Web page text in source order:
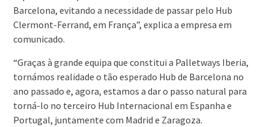
Barcelona, evitando a necessidade de passar pelo Hub
Clermont-Ferrand, em França”, explica a empresa em
comunicado.
“Graças à grande equipa que constitui a Palletways Iberia,
tornámos realidade o tão esperado Hub de Barcelona no
ano passado e, agora, estamos a dar o passo natural para
torná-lo no terceiro Hub Internacional em Espanha e
Portugal, juntamente com Madrid e Zaragoza.